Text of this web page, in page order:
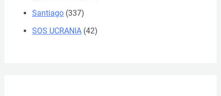
Santiago (337)
SOS UCRANIA (42)